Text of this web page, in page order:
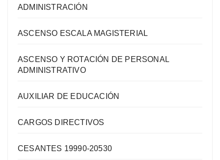
ADMINISTRACIÓN
ASCENSO ESCALA MAGISTERIAL
ASCENSO Y ROTACIÓN DE PERSONAL
ADMINISTRATIVO
AUXILIAR DE EDUCACIÓN
CARGOS DIRECTIVOS
CESANTES 19990-20530